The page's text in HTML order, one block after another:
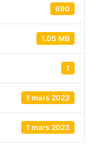
690
1.05 MB
1
1 mars 2023
1 mars 2023